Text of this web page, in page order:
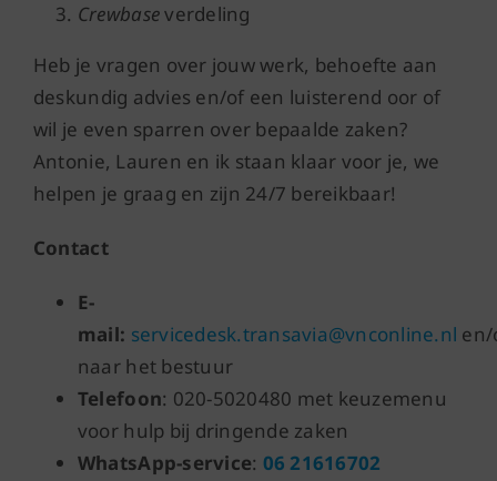
Crewbaseverdeling
Heb je vragen over jouw werk, behoefte aan
deskundig advies en/of een luisterend oor of
wil je even sparren over bepaalde zaken?
Antonie, Lauren en ik staan klaar voor je, we
helpen je graag en zijn 24/7 bereikbaar!
Contact
E-
mail: servicedesk.transavia@vnconline.nl
naar het bestuur
Telefoon: 020-5020480 met keuzemenu
voor hulp bij dringende zaken
WhatsApp-service: 06 21616702